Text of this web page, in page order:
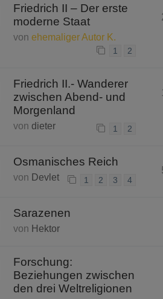
Friedrich II – Der erste
moderne Staat
von ehemaliger Autor K.
1 2
Friedrich II.- Wanderer
zwischen Abend- und
Morgenland
von dieter 1 2
Osmanisches Reich
von Devlet 1 2 3 4
Sarazenen
von Hektor
Forschung:
Beziehungen zwischen
den drei Weltreligionen